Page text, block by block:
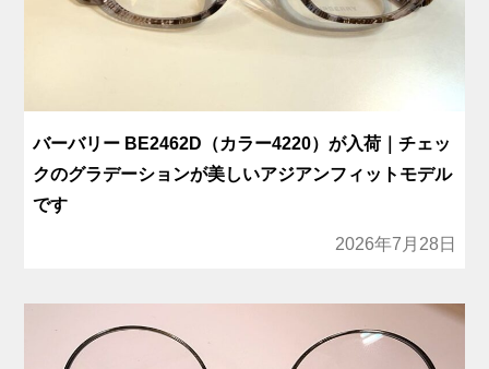
バーバリー BE2462D（カラー4220）が入荷｜チェッ
クのグラデーションが美しいアジアンフィットモデル
です
2026年7月28日